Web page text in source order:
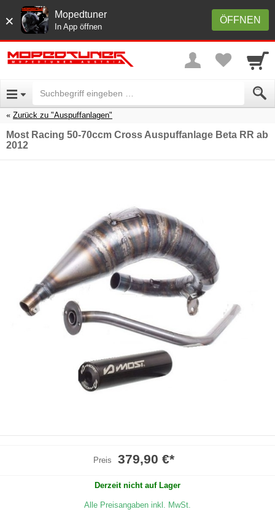
× ÖFFNEN
Mopedtuner
In App öffnen
Zurück zu "Auspuffanlagen"
Most Racing 50-70ccm Cross Auspuffanlage Beta RR ab
2012
Preis 379,90 €*
Derzeit nicht auf Lager
Alle Preisangaben inkl. MwSt.